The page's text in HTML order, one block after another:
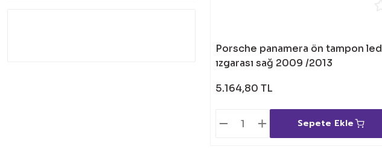
Porsche panamera ön tampon led
ızgarası sağ 2009 /2013
5.164,80 TL
Sepete Ekle